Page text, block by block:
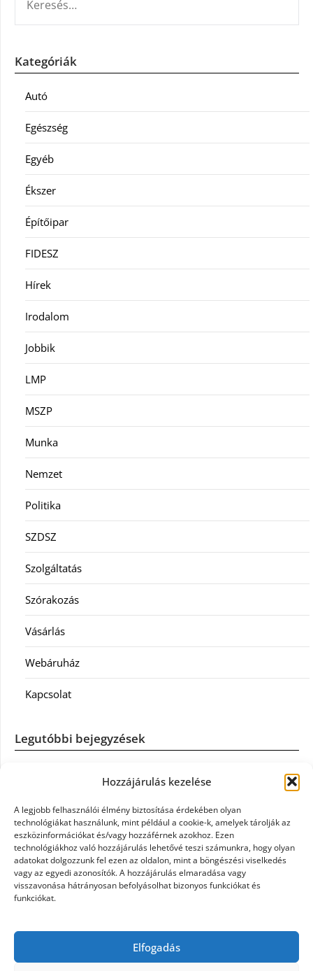
Hozzájárulás kezelése
A legjobb felhasználói élmény biztosítása érdekében olyan
technológiákat használunk, mint például a cookie-k, amelyek tárolják az
eszközinformációkat és/vagy hozzáférnek azokhoz. Ezen
technológiákhoz való hozzájárulás lehetővé teszi számunkra, hogy olyan
adatokat dolgozzunk fel ezen az oldalon, mint a böngészési viselkedés
vagy az egyedi azonosítók. A hozzájárulás elmaradása vagy
visszavonása hátrányosan befolyásolhat bizonyos funkciókat és
funkciókat.
Elfogadás
Kategóriák
Autó
Egészség
Egyéb
Ékszer
Építőipar
FIDESZ
Hírek
Irodalom
Jobbik
LMP
MSZP
Munka
Nemzet
Politika
SZDSZ
Szolgáltatás
Szórakozás
Vásárlás
Webáruház
Kapcsolat
Legutóbbi bejegyzések
Casco szélvédőcsere: mikor éri meg a biztosítást igénybe
Könyvelés: mikor érdemes könyvelőt váltani?
Szövetkezeti jog: miért elengedhetetlen a szakszerű jogi
háttér a biztonságos működéshez
Munkajogi ügyvéd: miért nem érdemes várni a jogi
Tüll anyag: elegancia és sokoldalúság a Szakatex
kínálatában